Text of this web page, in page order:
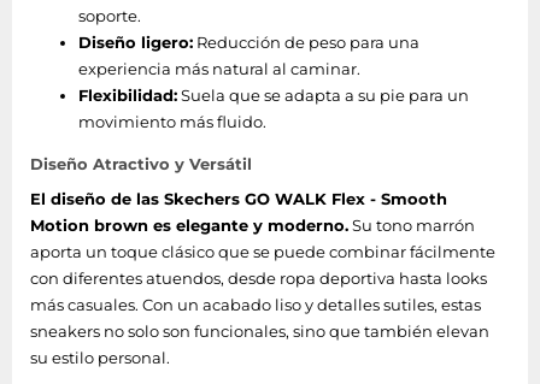
soporte.
Diseño ligero: Reducción de peso para una
experiencia más natural al caminar.
Flexibilidad:Suela que se adapta a su pie para un
movimiento más fluido.
Diseño Atractivo y Versátil
El diseño de las Skechers GO WALK Flex - Smooth
Motion brown es elegante y moderno.Su tono marrón
aporta un toque clásico que se puede combinar fácilmente
con diferentes atuendos, desde ropa deportiva hasta looks
más casuales. Con un acabado liso y detalles sutiles, estas
sneakers no solo son funcionales, sino que también elevan
su estilo personal.